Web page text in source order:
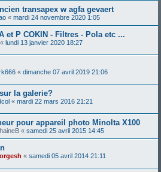
transapex w agfa gevaert
« mardi 24 novembre 2020 1:05
et P COKIN - Filtres - Pola etc ...
« lundi 13 janvier 2020 18:27
« dimanche 07 avril 2019 21:06
la galerie?
« mardi 22 mars 2016 21:21
pour appareil photo Minolta X100
« samedi 25 avril 2015 14:45
« samedi 05 avril 2014 21:11